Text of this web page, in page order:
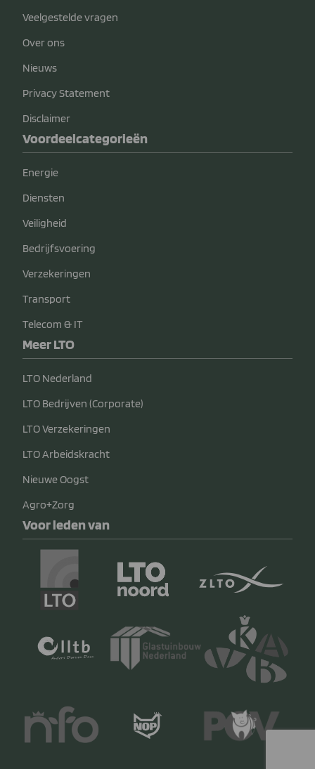
Veelgestelde vragen
Over ons
Nieuws
Privacy Statement
Disclaimer
Voordeelcategorieën
Energie
Diensten
Veiligheid
Bedrijfsvoering
Verzekeringen
Transport
Telecom & IT
Meer LTO
LTO Nederland
LTO Bedrijven (Corporate)
LTO Verzekeringen
LTO Arbeidskracht
Nieuwe Oogst
Agro+Zorg
Voor leden van